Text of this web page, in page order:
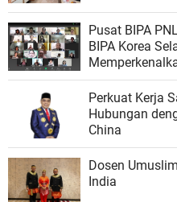
Pusat BIPA
BIPA Korea
Perkuat Kerja
Hubungan
China
Dosen
India